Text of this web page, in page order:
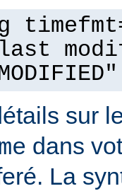
sur
dans
La